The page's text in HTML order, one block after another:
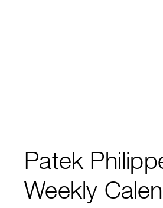
Patek
Weekly